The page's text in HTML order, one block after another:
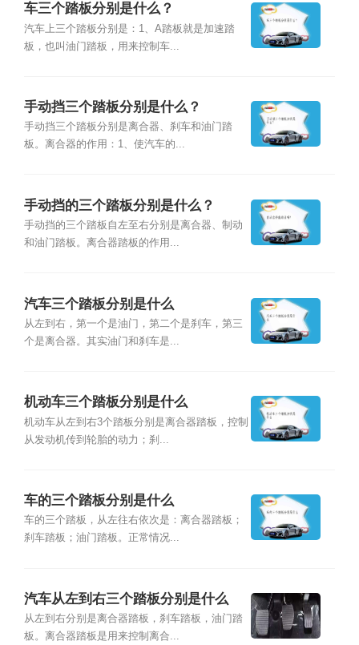
车三个踏板分别是什么？
汽车上三个踏板分别是：1、A踏板就是加速踏
板，也叫油门踏板，用来控制车...
手动挡三个踏板分别是什么？
手动挡三个踏板分别是离合器、刹车和油门踏
板。离合器的作用：1、使汽车的...
手动挡的三个踏板分别是什么？
手动挡的三个踏板自左至右分别是离合器、制动
和油门踏板。离合器踏板的作用...
汽车三个踏板分别是什么
从左到右，第一个是油门，第二个是刹车，第三
个是离合器。其实油门和刹车是...
机动车三个踏板分别是什么
机动车从左到右3个踏板分别是离合器踏板，控制
从发动机传到轮胎的动力；刹...
车的三个踏板分别是什么
车的三个踏板，从左往右依次是：离合器踏板；
刹车踏板；油门踏板。正常情况...
汽车从左到右三个踏板分别是什么
从左到右分别是离合器踏板，刹车踏板，油门踏
板。离合器踏板是用来控制离合...